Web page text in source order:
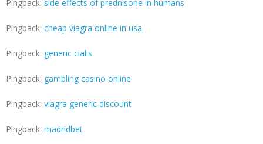
Pingback: side effects of prednisone in humans
Pingback: cheap viagra online in usa
Pingback: generic cialis
Pingback: gambling casino online
Pingback: viagra generic discount
Pingback: madridbet